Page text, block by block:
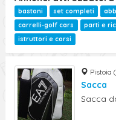
bastoni set completi
carrelli-golf cars
parti e
istruttori e corsi
Pistoia
Sacca
Sacca